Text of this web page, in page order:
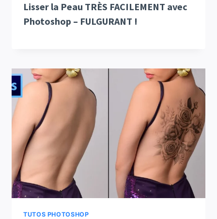
Lisser la Peau TRÈS FACILEMENT avec
Photoshop – FULGURANT !
TUTOS PHOTOSHOP